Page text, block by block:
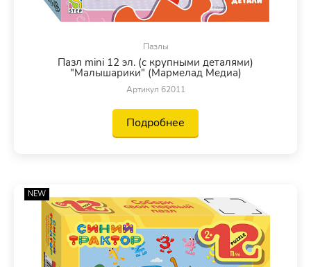
Пазлы
Пазл mini 12 эл. (с крупными деталями)
"Малышарики" (Мармелад Медиа)
Артикул 62011
Подробнее
NEW